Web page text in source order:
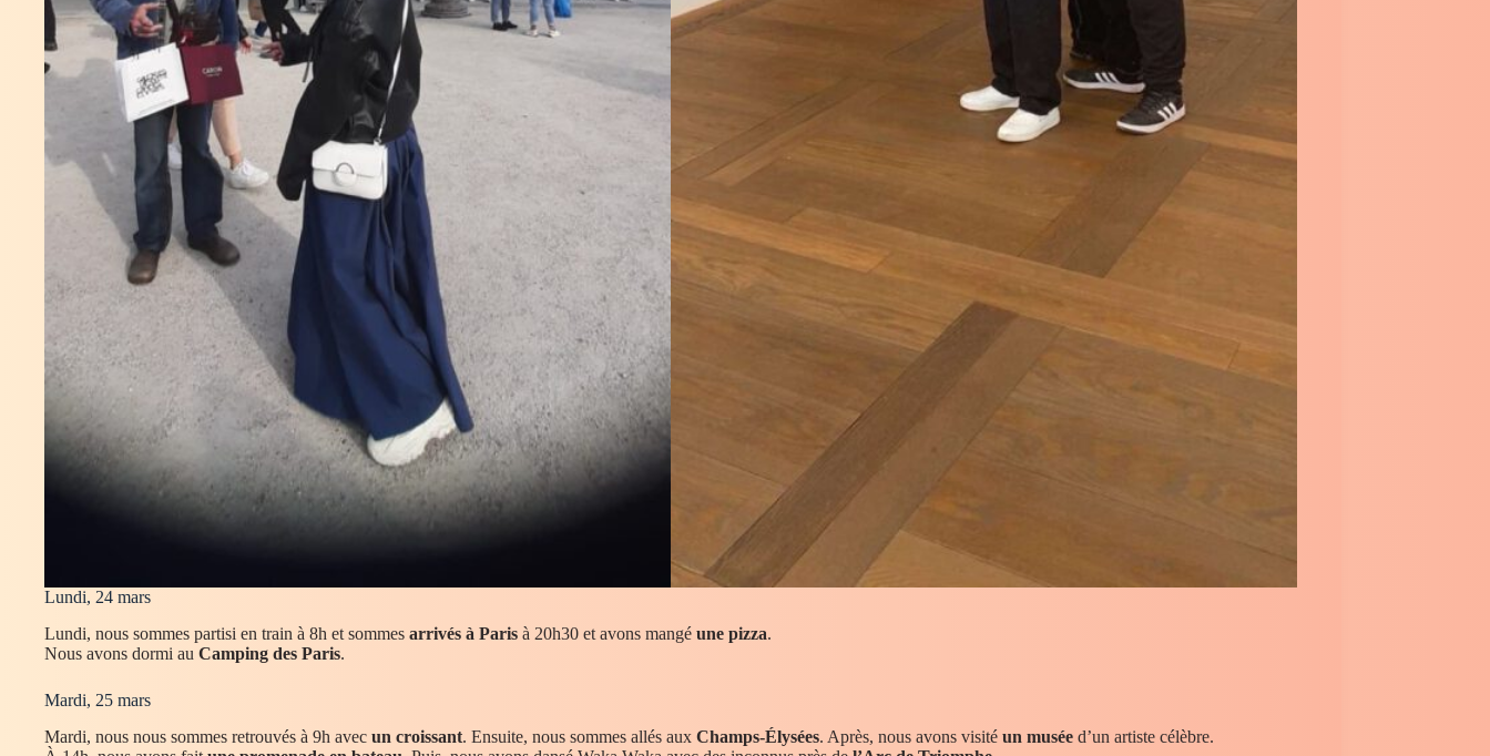
Lundi, 24 mars
Lundi, nous sommes partisi en train à 8h et sommes arrivés à Paris à 20h30 et avons mangé une pizza.
Nous avons dormi au Camping des Paris.
Mardi, 25 mars
Mardi, nous nous sommes retrouvés à 9h avec un croissant. Ensuite, nous sommes allés aux Champs-Élysées. Après, nous avons visité un musée d’un artiste célèbre.